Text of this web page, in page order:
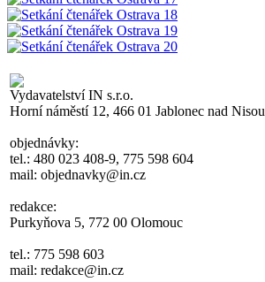
Vydavatelství IN s.r.o.
Horní náměstí 12, 466 01 Jablonec nad Nisou
objednávky:
tel.: 480 023 408-9, 775 598 604
mail: objednavky@in.cz
redakce:
Purkyňova 5, 772 00 Olomouc
tel.: 775 598 603
mail: redakce@in.cz